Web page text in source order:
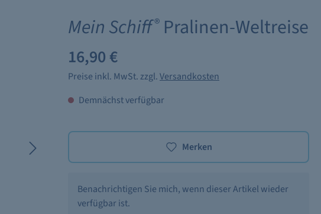
Mein Schiff® Pralinen-Weltreise
16,90 €
Preise inkl. MwSt. zzgl.Versandkosten
Demnächst verfügbar
Merken
Benachrichtigen Sie mich, wenn dieser Artikel wieder
verfügbar ist.